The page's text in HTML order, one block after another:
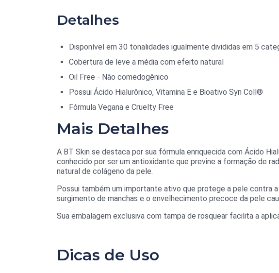
Detalhes
Disponível em 30 tonalidades igualmente divididas em 5
Cobertura de leve a média com efeito natural
Oil Free - Não comedogênico
Possui Ácido Hialurônico, Vitamina E e Bioativo Syn Coll®
Fórmula Vegana e Cruelty Free
Mais Detalhes
A BT Skin se destaca por sua fórmula enriquecida com Ácido
conhecido por ser um antioxidante que previne a formação de
natural de colágeno da pele.
Possui também um importante ativo que protege a pele contra
surgimento de manchas e o envelhecimento precoce da pele
Sua embalagem exclusiva com tampa de rosquear facilita a
Dicas de Uso